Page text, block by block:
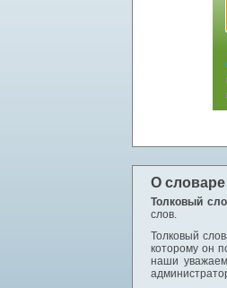
О словаре
Толковый
слов.
Толковый
которому он
наши